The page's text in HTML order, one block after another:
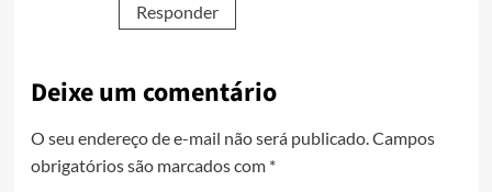
Responder
Deixe um comentário
O seu endereço de e-mail não será publicado.Campos
obrigatórios são marcados com *